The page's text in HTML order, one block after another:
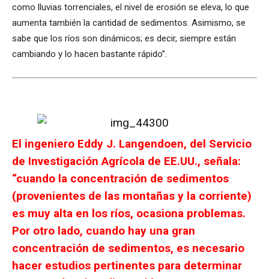
como lluvias torrenciales, el nivel de erosión se eleva, lo que
aumenta también la cantidad de sedimentos. Asimismo, se
sabe que los ríos son dinámicos; es decir, siempre están
cambiando y lo hacen bastante rápido”.
El ingeniero Eddy J. Langendoen, del Servicio
de Investigación Agrícola de EE.UU., señala:
“cuando la concentración de sedimentos
(provenientes de las montañas y la corriente)
es muy alta en los ríos, ocasiona problemas.
Por otro lado, cuando hay una gran
concentración de sedimentos, es necesario
hacer estudios pertinentes para determinar